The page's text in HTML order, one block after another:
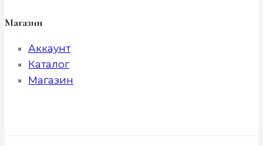
Магазин
Аккаунт
Каталог
Магазин